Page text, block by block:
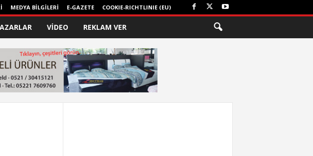
MEDYA BİLGİLERİ E-GAZETE COOKIE-RICHTLINIE (EU)
VİDEO REKLAM VER